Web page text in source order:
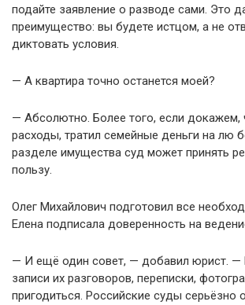
подайте заявление о разводе сами. Это
преимущество: вы будете истцом, а не
диктовать условия.
— А квартира точно останется моей?
— Абсолютно. Более того, если докажем,
расходы, тратил семейные деньги на лю
разделе имущества суд может принять
пользу.
Олег Михайлович подготовил все
Елена подписала доверенность на
— И ещё один совет, — добавил юрист. —
записи их разговоров, переписки,
пригодиться. Российские суды серьёзно